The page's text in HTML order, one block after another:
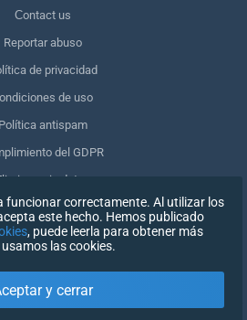
Сontact us
Reportar abuso
de privacidad
de uso
Política antispam
del GDPR
mis datos
el consentimiento
INICIAR SESIÓN
funcionar correctamente. Al utilizar los
este hecho. Hemos publicado
, puede leerla para obtener más
las cookies.
y cerrar